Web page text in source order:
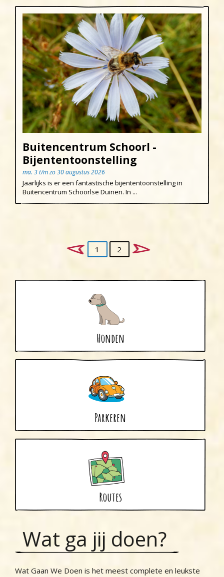
Buitencentrum Schoorl -
Bijententoonstelling
ma. 3 t/m zo 30 augustus 2026
Jaarlijks is er een fantastische bijententoonstelling in
Buitencentrum Schoorlse Duinen. In ...
1 2
Honden
Parkeren
Routes
Wat ga jij doen?
Wat Gaan We Doen is het meest complete en leukste